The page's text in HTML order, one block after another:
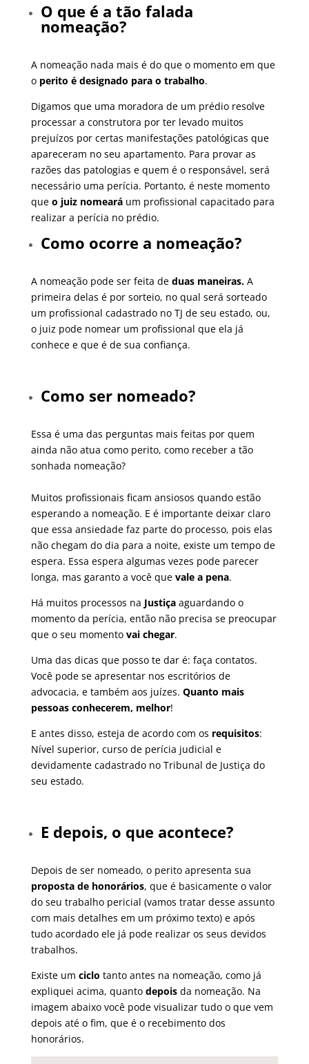
O que é a tão falada
nomeação?
A nomeação nada mais é do que o momento em que
o perito é designado para o trabalho.
Digamos que uma moradora de um prédio resolve
processar a construtora por ter levado muitos
prejuízos por certas manifestações patológicas que
apareceram no seu apartamento. Para provar as
razões das patologias e quem é o responsável, será
necessário uma perícia. Portanto, é neste momento
que o juiz nomearáum profissional capacitado para
realizar a perícia no prédio.
Como ocorre a nomeação?
A nomeação pode ser feita de duas maneiras.A
primeira delas é por sorteio, no qual será sorteado
um profissional cadastrado no TJ de seu estado, ou,
o juiz pode nomear um profissional que ela já
conhece e que é de sua confiança.
Como ser nomeado?
Essa é uma das perguntas mais feitas por quem
ainda não atua como perito, como receber a tão
sonhada nomeação?
Muitos profissionais ficam ansiosos quando estão
esperando a nomeação. E é importante deixar claro
que essa ansiedade faz parte do processo, pois elas
não chegam do dia para a noite, existe um tempo de
espera. Essa espera algumas vezes pode parecer
longa, mas garanto a você que vale a pena.
Há muitos processos na Justiçaaguardando o
momento da perícia, então não precisa se preocupar
que o seu momento vai chegar.
Uma das dicas que posso te dar é: faça contatos.
Você pode se apresentar nos escritórios de
advocacia, e também aos juízes. Quanto mais
pessoas conhecerem, melhor!
E antes disso, esteja de acordo com os requisitos:
Nível superior, curso de perícia judicial e
devidamente cadastrado no Tribunal de Justiça do
seu estado.
E depois, o que acontece?
Depois de ser nomeado, o perito apresenta sua
proposta de honorários, que é basicamente o valor
do seu trabalho pericial (vamos tratar desse assunto
com mais detalhes em um próximo texto) e após
tudo acordado ele já pode realizar os seus devidos
trabalhos.
Existe um ciclo tanto antes na nomeação, como já
expliquei acima, quanto depoisda nomeação. Na
imagem abaixo você pode visualizar tudo o que vem
depois até o fim, que é o recebimento dos
honorários.